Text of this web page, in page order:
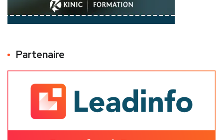
Partenaire